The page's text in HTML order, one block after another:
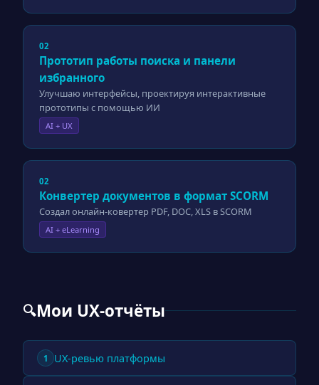
02
Прототип работы поиска и панели
избранного
Улучшаю интерфейсы, проектируя интерактивные
прототипы с помощью ИИ
AI + UX
02
Конвертер документов в формат SCORM
Создал онлайн-ковертер PDF, DOC, XLS в SCORM
AI + eLearning
🔍Мои UX-отчёты
1 UX-ревью платформы